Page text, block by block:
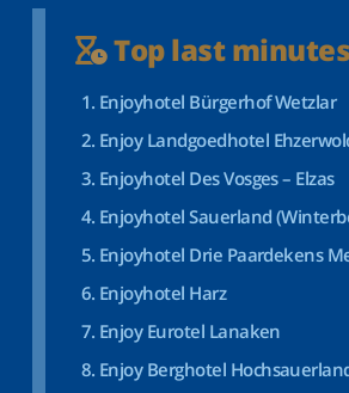
Top last minutes
Enjoyhotel Bürgerhof Wetzlar
Enjoy Landgoedhotel
Enjoyhotel Des Vosges – Elzas
Enjoyhotel Sauerland
Enjoyhotel Drie Paardekens
Enjoyhotel Harz
Enjoy Eurotel Lanaken
Enjoy Berghotel